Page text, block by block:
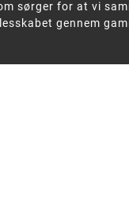
sørger for at vi
gennem